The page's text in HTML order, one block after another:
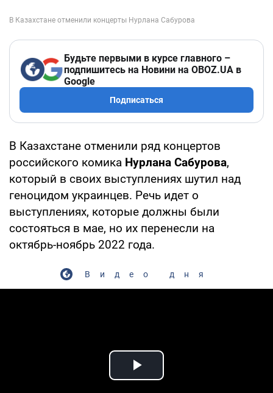
Будьте первыми в курсе главного –
подпишитесь на Новини на OBOZ.UA в
Google
Подписаться
В Казахстане отменили ряд концертов
российского комика Нурлана Сабурова,
который в своих выступлениях шутил над
геноцидом украинцев. Речь идет о
выступлениях, которые должны были
состояться в мае, но их перенесли на
октябрь-ноябрь 2022 года.
Видео дня
Play Video